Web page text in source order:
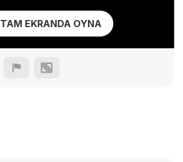
TAM EKRANDA OYNA